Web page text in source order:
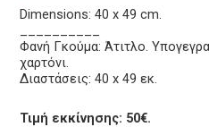
Dimensions: 40 x 49 cm.
Φανή Γκούμα: Άτιτλο.
χαρτόνι.
Διαστάσεις: 40 x 49 εκ.
Τιμή εκκίνησης: 50€.